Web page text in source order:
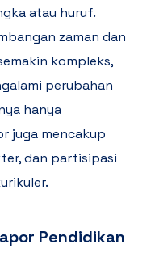
atau huruf.
zaman dan
kompleks,
perubahan
hanya
juga mencakup
dan partisipasi
Pendidikan